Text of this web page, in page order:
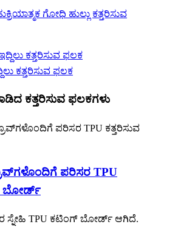
ಗೋಧಿ ಹುಲ್ಲು ಕತ್ತರಿಸುವ
ಕತ್ತರಿಸುವ ಫಲಕ
ಕತ್ತರಿಸುವ ಫಲಕಗಳು
ಪರಿಸರ TPU
ಬೋರ್ಡ್
ಸ್ನೇಹಿ TPU ಕಟಿಂಗ್ ಬೋರ್ಡ್ ಆಗಿದೆ.